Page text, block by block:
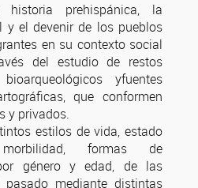
historia prehispánica, la
y el devenir de los pueblos
en su contexto social
del estudio de restos
yfuentes
que conformen
y privados.
estilos de vida, estado
formas de
género y edad, de las
pasado mediante distintas